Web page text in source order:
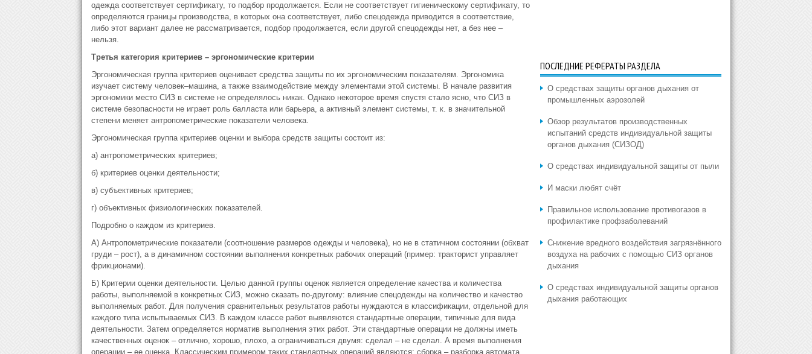
одежда соответствует сертификату, то подбор продолжается. Если не соответствует гигиеническому сертификату, то
определяются границы производства, в которых она соответствует, либо спецодежда приводится в соответствие,
либо этот вариант далее не рассматривается, подбор продолжается, если другой спецодежды нет, а без нее –
нельзя.
Третья категория критериев – эргономические критерии
Эргономическая группа критериев оценивает средства защиты по их эргономическим показателям. Эргономика
изучает систему человек–машина, а также взаимодействие между элементами этой системы. В начале развития
эргономики место СИЗ в системе не определялось никак. Однако некоторое время спустя стало ясно, что СИЗ в
системе безопасности не играет роль балласта или барьера, а активный элемент системы, т. к. в значительной
степени меняет антропометрические показатели человека.
Эргономическая группа критериев оценки и выбора средств защиты состоит из:
а) антропометрических критериев;
б) критериев оценки деятельности;
в) субъективных критериев;
г) объективных физиологических показателей.
Подробно о каждом из критериев.
А) Антропометрические показатели (соотношение размеров одежды и человека), но не в статичном состоянии (обхват
груди – рост), а в динамичном состоянии выполнения конкретных рабочих операций (пример: тракторист управляет
фрикционами).
Б) Критерии оценки деятельности. Целью данной группы оценок является определение качества и количества
работы, выполняемой в конкретных СИЗ, можно сказать по-другому: влияние спецодежды на количество и качество
выполняемых работ. Для получения сравнительных результатов работы нуждаются в классификации, отдельной для
каждого типа испытываемых СИЗ. В каждом классе работ выявляются стандартные операции, типичные для вида
деятельности. Затем определяется норматив выполнения этих работ. Эти стандартные операции не должны иметь
качественных оценок – отлично, хорошо, плохо, а ограничиваться двумя: сделал – не сделал. А время выполнения
операции – ее оценка. Классическим примером таких стандартных операций являются: сборка – разборка автомата,
ПОСЛЕДНИЕ РЕФЕРАТЫ РАЗДЕЛА
О средствах защиты органов дыхания от
промышленных аэрозолей
Обзор результатов производственных
испытаний средств индивидуальной защиты
органов дыхания (СИЗОД)
О средствах индивидуальной защиты от пыли
И маски любят счёт
Правильное использование противогазов в
профилактике профзаболеваний
Снижение вредного воздействия загрязнённого
воздуха на рабочих с помощью СИЗ органов
дыхания
О средствах индивидуальной защиты органов
дыхания работающих